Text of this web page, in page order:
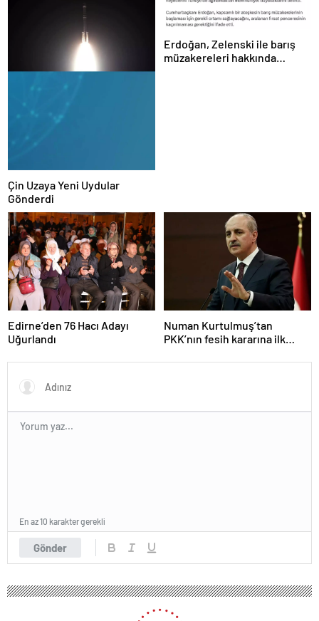
Çin Uzaya Yeni Uydular
Gönderdi
Erdoğan, Zelenski ile barış
müzakereleri hakkında
Edirne’den 76 Hacı Adayı
Uğurlandı
Numan Kurtulmuş’tan
PKK’nın fesih kararına ilk
sorumlulukla hareket etmeli
Gönder
En az 10 karakter gerekli